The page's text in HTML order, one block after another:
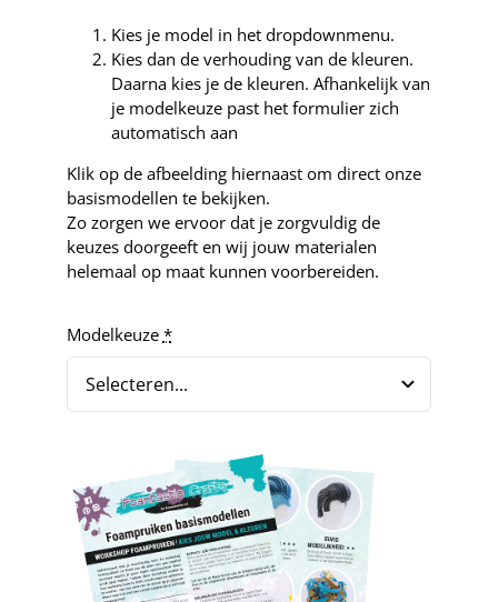
Kies je model in het dropdownmenu.
Kies dan de verhouding van de kleuren.
Daarna kies je de kleuren. Afhankelijk van
je modelkeuze past het formulier zich
automatisch aan
Klik op de afbeelding hiernaast om direct onze
basismodellen te bekijken.
Zo zorgen we ervoor dat je zorgvuldig de
keuzes doorgeeft en wij jouw materialen
helemaal op maat kunnen voorbereiden.
Modelkeuze *